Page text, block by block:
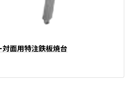
対面用特注鉄板焼台